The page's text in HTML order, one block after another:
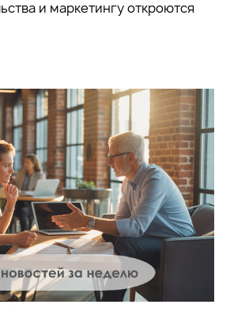
и маркетингу откроются